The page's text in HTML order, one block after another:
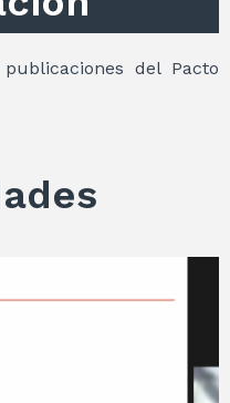
del Pacto